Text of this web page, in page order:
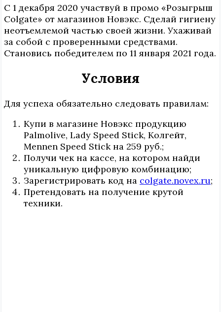
С 1 декабря 2020 участвуй в промо «Розыгрыш
Colgate» от магазинов Новэкс. Сделай гигиену
неотъемлемой частью своей жизни. Ухаживай
за собой с проверенными средствами.
Становись победителем по 11 января 2021 года.
Условия
Для успеха обязательно следовать правилам:
Купи в магазине Новэкс продукцию
Palmolive, Lady Speed Stick, Колгейт,
Mennen Speed Stick на 259 руб.;
Получи чек на кассе, на котором найди
уникальную цифровую комбинацию;
Зарегистрировать код на colgate.novex.ru;
Претендовать на получение крутой
техники.